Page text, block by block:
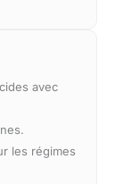
avec
les régimes